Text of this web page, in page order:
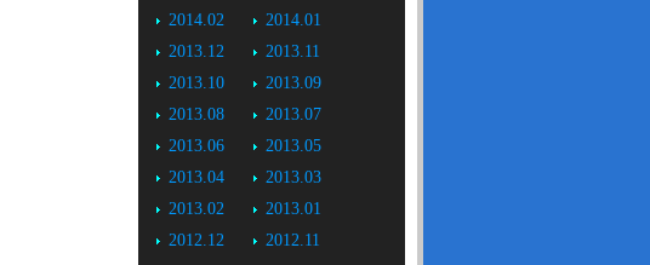
2014.02
2014.01
2013.12
2013.11
2013.10
2013.09
2013.08
2013.07
2013.06
2013.05
2013.04
2013.03
2013.02
2013.01
2012.12
2012.11